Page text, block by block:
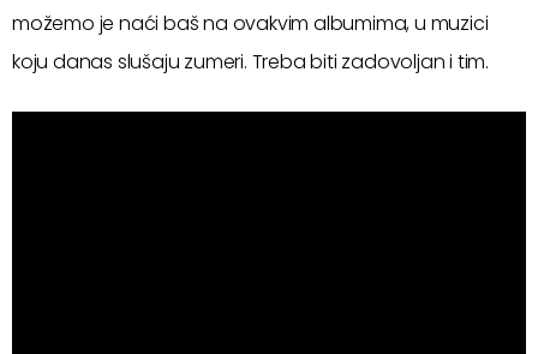
možemo je naći baš na ovakvim albumima, u muzici
koju danas slušaju zumeri. Treba biti zadovoljan i tim.